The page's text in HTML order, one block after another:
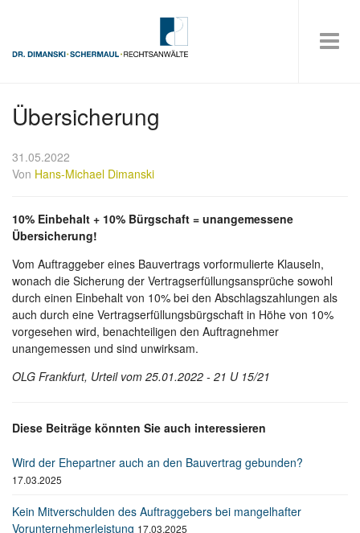
Übersicherung
31.05.2022
Von Hans-Michael Dimanski
10% Einbehalt + 10% Bürgschaft = unangemessene
Übersicherung!
Vom Auftraggeber eines Bauvertrags vorformulierte Klauseln,
wonach die Sicherung der Vertragserfüllungsansprüche sowohl
durch einen Einbehalt von 10% bei den Abschlagszahlungen als
auch durch eine Vertragserfüllungsbürgschaft in Höhe von 10%
vorgesehen wird, benachteiligen den Auftragnehmer
unangemessen und sind unwirksam.
OLG Frankfurt, Urteil vom 25.01.2022 - 21 U 15/21
Diese Beiträge könnten Sie auch interessieren
Wird der Ehepartner auch an den Bauvertrag gebunden?
17.03.2025
Kein Mitverschulden des Auftraggebers bei mangelhafter
Vorunternehmerleistung 17.03.2025